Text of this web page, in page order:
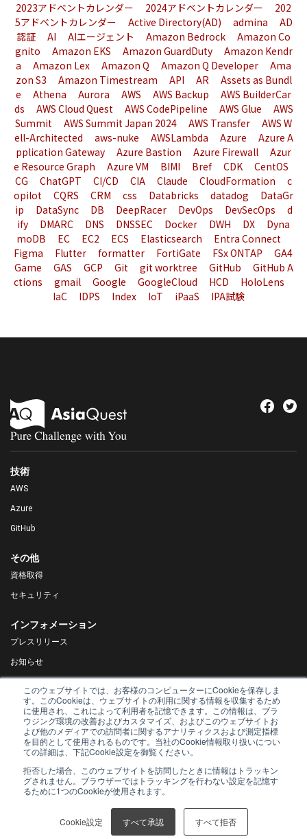
このウェブサイトでは、お客様のコンピューターにCookieを保存しま
す。このCookieは、ウェブサイトの利用に関する情報を収集するため
に使用され、これによって利用者を記憶できます。この情報は、ブラ
ウジング環境の改善およびカスタマイズ、およびこのウェブサイトお
よび他のメディアでの訪問者に関するアナリティクスおよび測定指標
を目的として使用されるものです。当社のCookie情報取り扱いについ
ての詳細は、下記Cookie設定を御覧ください。
拒否した場合、このウェブサイトを訪問したときに情報はトラッキン
グされません。ブラウザーではトラッキングを行わない設定を記憶す
るために1つのCookieが使用されます。
Cookie設定 すべて承認 すべて拒否
2023アドベントカレンダー 2024アドベントカレンダー
202
5アドベントカレンダー
Active Directory(AD) admina
AD
認証
AI AIエージェント Amazon Bedrock
Amazon Co
gnito
Amazon EKS Amazon GuardDuty
Amazon Kendr
a
Amazon Lex Amazon Q Amazon Q Developer
Ama
zon S3
Amazon Timestream API AR
Assets as Bundl
e
Athena Aurora AWS AWS Backup
AWS BuilderCar
ds
AWS Cloud Quest AWS CodePipeline AWS Glue
AWS
Summit
AWS Summit Japan 2024 AWS Transfer
AWS W
ell-Architected
aws-nuke AWSLambda Azure
Azure A
pplication Gateway
Azure Bastion Azure Firewall
Azur
e Resource Graph
Azure VM BIMI Bref CDK
CentOS
CG
ChatGPT CI/CD CIA Claude CloudFormation
c
opilot
CQRS CRM css Databricks datadog
DataGr
ip
DataSync DB DeepRacer DevOps DevSecOps
d
ify
DMARC DNS DNSSEC Docker DWH DX
Dyna
moDB
EC EC2 ECS Elasticsearch
Entra Connect
Figma
Flutter formatter FortiGate FSx ONTAP
GA4
Game
GAS GCP Git git worktree GitHub
GitHub A
ctions
gmail Google GoogleCloud HCD
HoloLens
IaC
IDPS Index IoT iPaaS IPA試験
技術
AWS
Azure
GitHub
その他
資格取得
セキュリティ
インフォメーション
プレスリリース
お知らせ
DX Navigator
Tech Blog
© AsiaQuest Co., Ltd. 2019